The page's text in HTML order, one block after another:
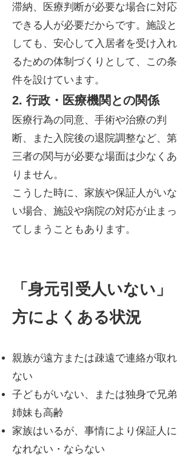
滞納、医療判断が必要な場合に対応
できる人が必要だからです。施設と
しても、安心して入居者を受け入れ
るための体制づくりとして、この条
件を設けています。
2. 行政・医療機関との関係
医療行為の同意、手術や治療の判
断、また入院後の退院調整など、第
三者の関与が必要な場面は少なくあ
りません。
こうした時に、家族や保証人がいな
い場合、施設や病院の対応が止まっ
てしまうこともあります。
「身元引受人いない」
方によくある状況
親族が遠方または疎遠で連絡が取れ
ない
子どもがいない、または独身で兄弟
姉妹も高齢
家族はいるが、事情により保証人に
なれない・ならない